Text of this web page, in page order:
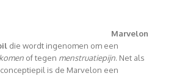
Marvelon
die wordt ingenomen om een
of tegen menstruatiepijn. Net als
is de Marvelon een